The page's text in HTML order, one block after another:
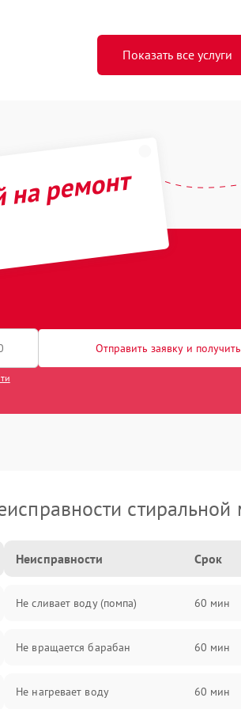
Показать все услуги
ремонт
Отправить заявку и
Неисправности Срок
Не сливает воду (помпа) 60 мин
Не вращается барабан 60 мин
Не нагревает воду 60 мин